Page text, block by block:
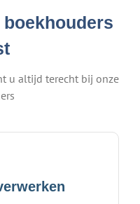
boekhouders
u altijd terecht bij onze